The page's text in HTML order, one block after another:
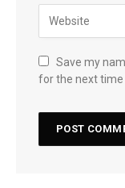
Save my
for the next time